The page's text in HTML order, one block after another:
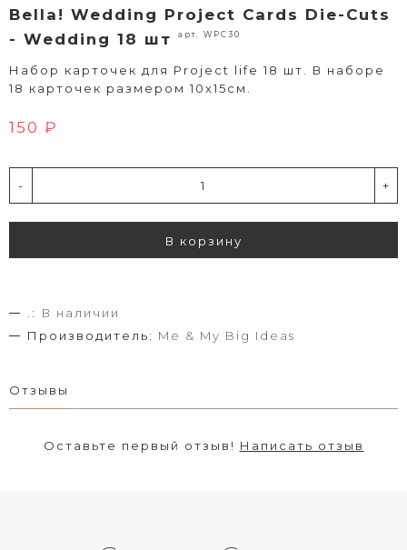
Bella! Wedding Project Cards Die-Cuts
- Wedding 18 шт
арт. WPC30
Набор карточек для Project life 18 шт. В наборе
18 карточек размером 10х15см.
150 ₽
- +
В корзину
.:
В наличии
Производитель: Me & My Big Ideas
Отзывы
Оставьте первый отзыв! Написать отзыв